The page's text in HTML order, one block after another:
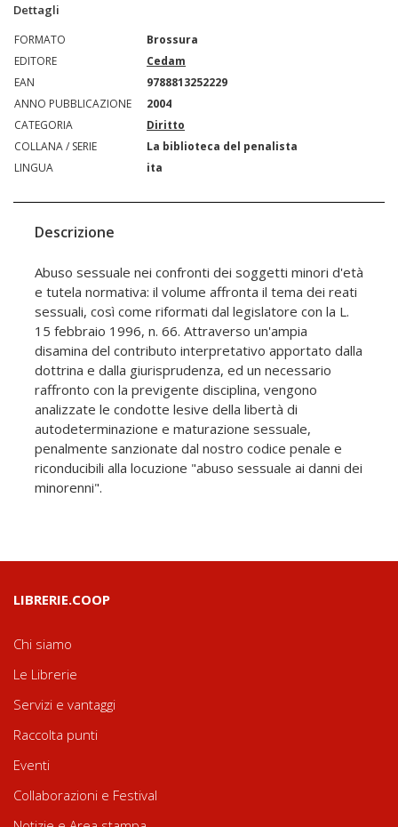
Dettagli
FORMATO
Brossura
EDITORE
Cedam
EAN
9788813252229
ANNO PUBBLICAZIONE
2004
CATEGORIA
Diritto
COLLANA / SERIE
La biblioteca del penalista
LINGUA
ita
Descrizione
Abuso sessuale nei confronti dei soggetti minori d'età
e tutela normativa: il volume affronta il tema dei reati
sessuali, così come riformati dal legislatore con la L.
15 febbraio 1996, n. 66. Attraverso un'ampia
disamina del contributo interpretativo apportato dalla
dottrina e dalla giurisprudenza, ed un necessario
raffronto con la previgente disciplina, vengono
analizzate le condotte lesive della libertà di
autodeterminazione e maturazione sessuale,
penalmente sanzionate dal nostro codice penale e
riconducibili alla locuzione "abuso sessuale ai danni dei
minorenni".
LIBRERIE.COOP
Chi siamo
Le Librerie
Servizi e vantaggi
Raccolta punti
Eventi
Collaborazioni e Festival